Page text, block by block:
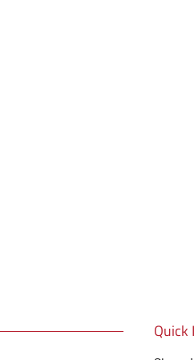
Quick